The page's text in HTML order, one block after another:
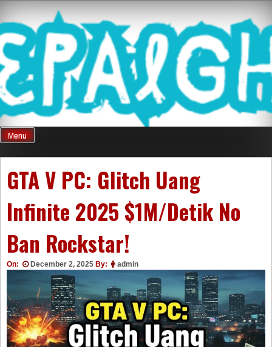
content
Mnepalghopa
Review Game
Terkini Paling
Seluruh Di
Indonesia
Menu
GTA V PC: Glitch Uang
Infinite 2025 $1M/Detik No
Ban Rockstar!
On: December 2, 2025 By: admin